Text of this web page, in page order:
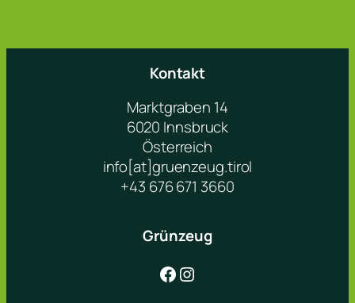
Kontakt
Marktgraben 14
6020 Innsbruck
Österreich
info[at]gruenzeug.tirol
+43 676 671 3660
Grünzeug
Facebook Instagram